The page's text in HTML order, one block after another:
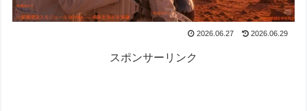
2026.06.27 2026.06.29
スポンサーリンク